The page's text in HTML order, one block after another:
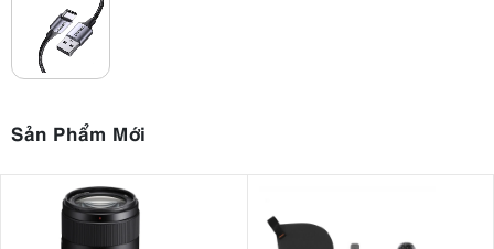
Sản Phẩm Mới